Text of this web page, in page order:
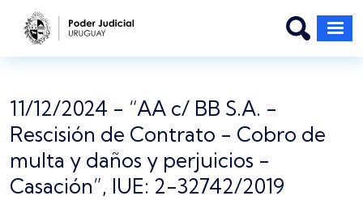
Pasar al contenido principal
11/12/2024 - “AA c/ BB S.A. -
Rescisión de Contrato - Cobro de
multa y daños y perjuicios -
Casación”, IUE: 2-32742/2019